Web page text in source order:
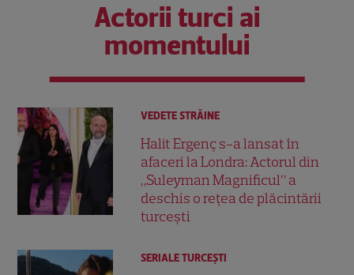
Actorii turci ai
momentului
VEDETE STRĂINE
Halit Ergenç s-a lansat în
afaceri la Londra: Actorul din
„Suleyman Magnificul” a
deschis o rețea de plăcintării
turcești
SERIALE TURCEŞTI